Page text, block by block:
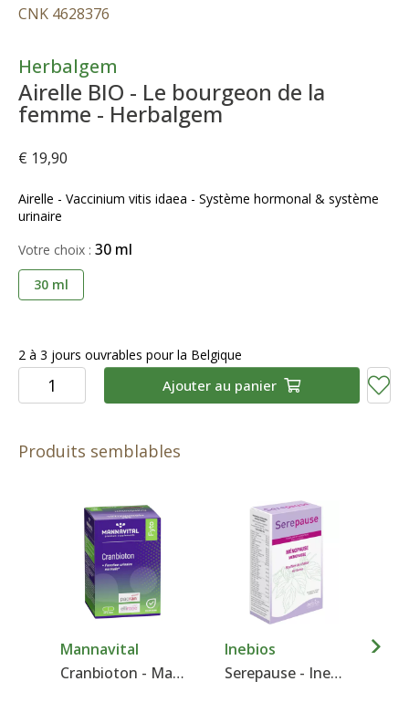
CNK 4628376
Herbalgem
Airelle BIO - Le bourgeon de la
femme - Herbalgem
€ 19,90
Airelle - Vaccinium vitis idaea - Système hormonal & système
urinaire
Votre choix : 30 ml
30 ml
2 à 3 jours ouvrables pour la Belgique
Ajouter au panier
Produits semblables
Mannavital
Cranbioton - Mannavital
Inebios
Serepause - Inebios